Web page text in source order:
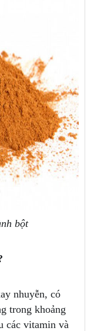
bột
nhuyễn, có
trong khoảng
các vitamin và